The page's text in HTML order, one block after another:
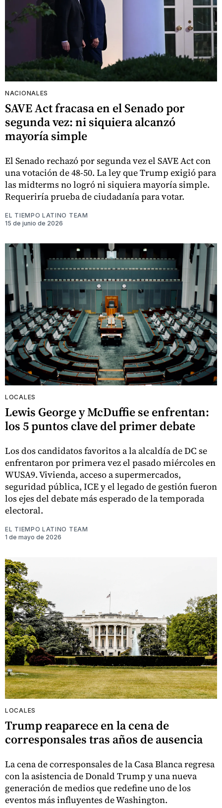
NACIONALES
SAVE Act fracasa en el Senado por
segunda vez: ni siquiera alcanzó
mayoría simple
El Senado rechazó por segunda vez el SAVE Act con
una votación de 48-50. La ley que Trump exigió para
las midterms no logró ni siquiera mayoría simple.
Requeriría prueba de ciudadanía para votar.
EL TIEMPO LATINO TEAM
15 de junio de 2026
LOCALES
Lewis George y McDuffie se enfrentan:
los 5 puntos clave del primer debate
Los dos candidatos favoritos a la alcaldía de DC se
enfrentaron por primera vez el pasado miércoles en
WUSA9. Vivienda, acceso a supermercados,
seguridad pública, ICE y el legado de gestión fueron
los ejes del debate más esperado de la temporada
electoral.
EL TIEMPO LATINO TEAM
1 de mayo de 2026
LOCALES
Trump reaparece en la cena de
corresponsales tras años de ausencia
La cena de corresponsales de la Casa Blanca regresa
con la asistencia de Donald Trump y una nueva
generación de medios que redefine uno de los
eventos más influyentes de Washington.